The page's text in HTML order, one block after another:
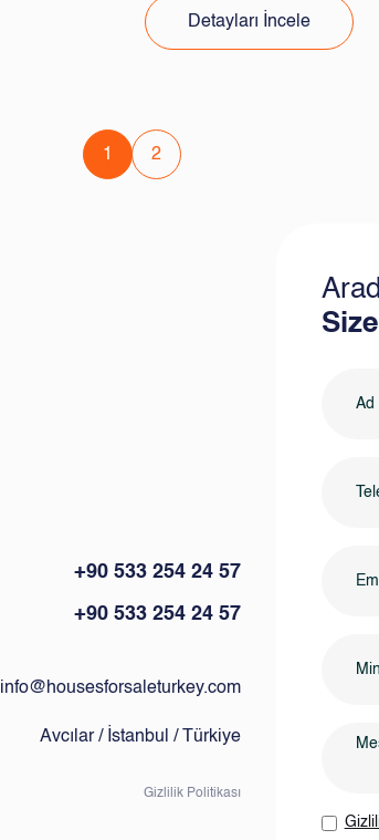
Detayları İncele
1 2
+90 533 254 24 57
+90 533 254 24 57
info@housesforsaleturkey.com
Avcılar / İstanbul / Türkiye
Gizlilik Politikası